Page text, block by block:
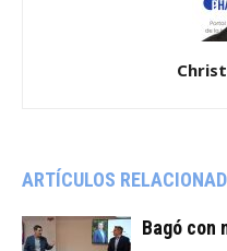
ARTÍCULOS
Bagó con